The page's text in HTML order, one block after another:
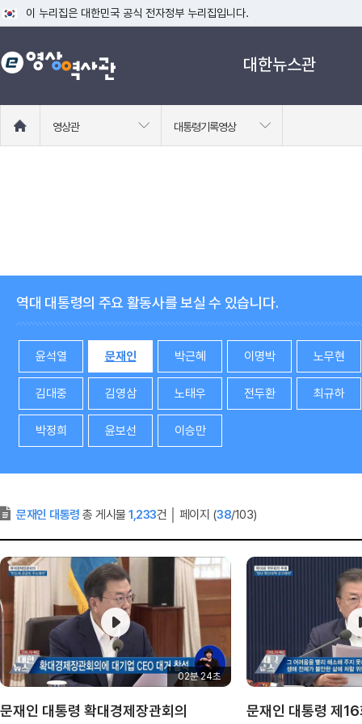
이 누리집은 대한민국 공식 전자정부 누리집입니다.
공식 누리집 주소 확인하기
go.kr 주소를 사용하는 누리집은 대한민국 정부기관이 관리하는 누리집입니
대한뉴스관
로
영상관 대통령기록영상
역대 대통령의 주요 활동사를 보실 수 있습니다.
윤석열 문재인 박근혜 이명박 노무현
김대중 김영삼 노태우 전두환 최규하
박정희 윤보선 이승만
문재인 대통령 총 게시물 1,233건 페이지 (38/103)
02분 24초
문재인 대통령 확대경제장관회의 문재인 대통령 제